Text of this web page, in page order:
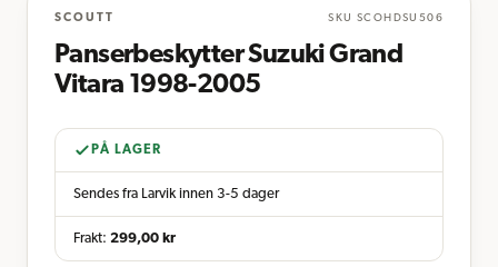
SCOUTT SKU SCOHDSU506
Panserbeskytter Suzuki Grand
Vitara 1998-2005
PÅ LAGER
Sendes fra Larvik innen 3-5 dager
Frakt: 299,00 kr